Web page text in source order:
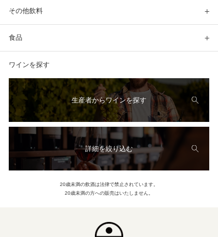
その他飲料
食品
ワインを探す
生産者からワインを探す
詳細を絞り込む
20歳未満の飲酒は法律で禁止されています。
20歳未満の方への販売はいたしません。